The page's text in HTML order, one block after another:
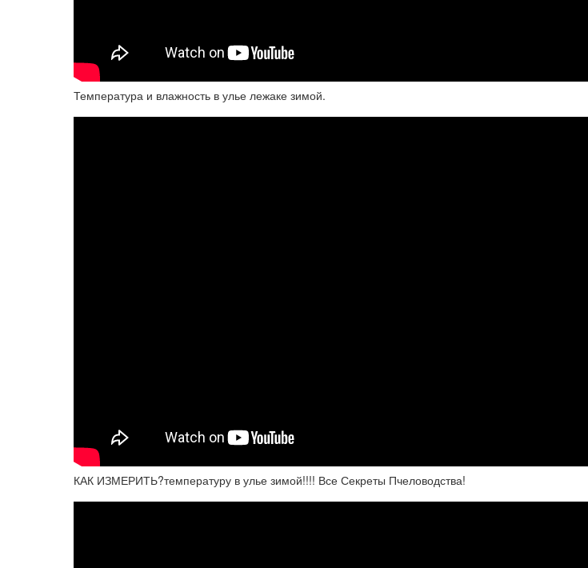
Температура и влажность в улье лежаке зимой.
КАК ИЗМЕРИТЬ?температуру в улье зимой!!!! Все Секреты Пчеловодства!